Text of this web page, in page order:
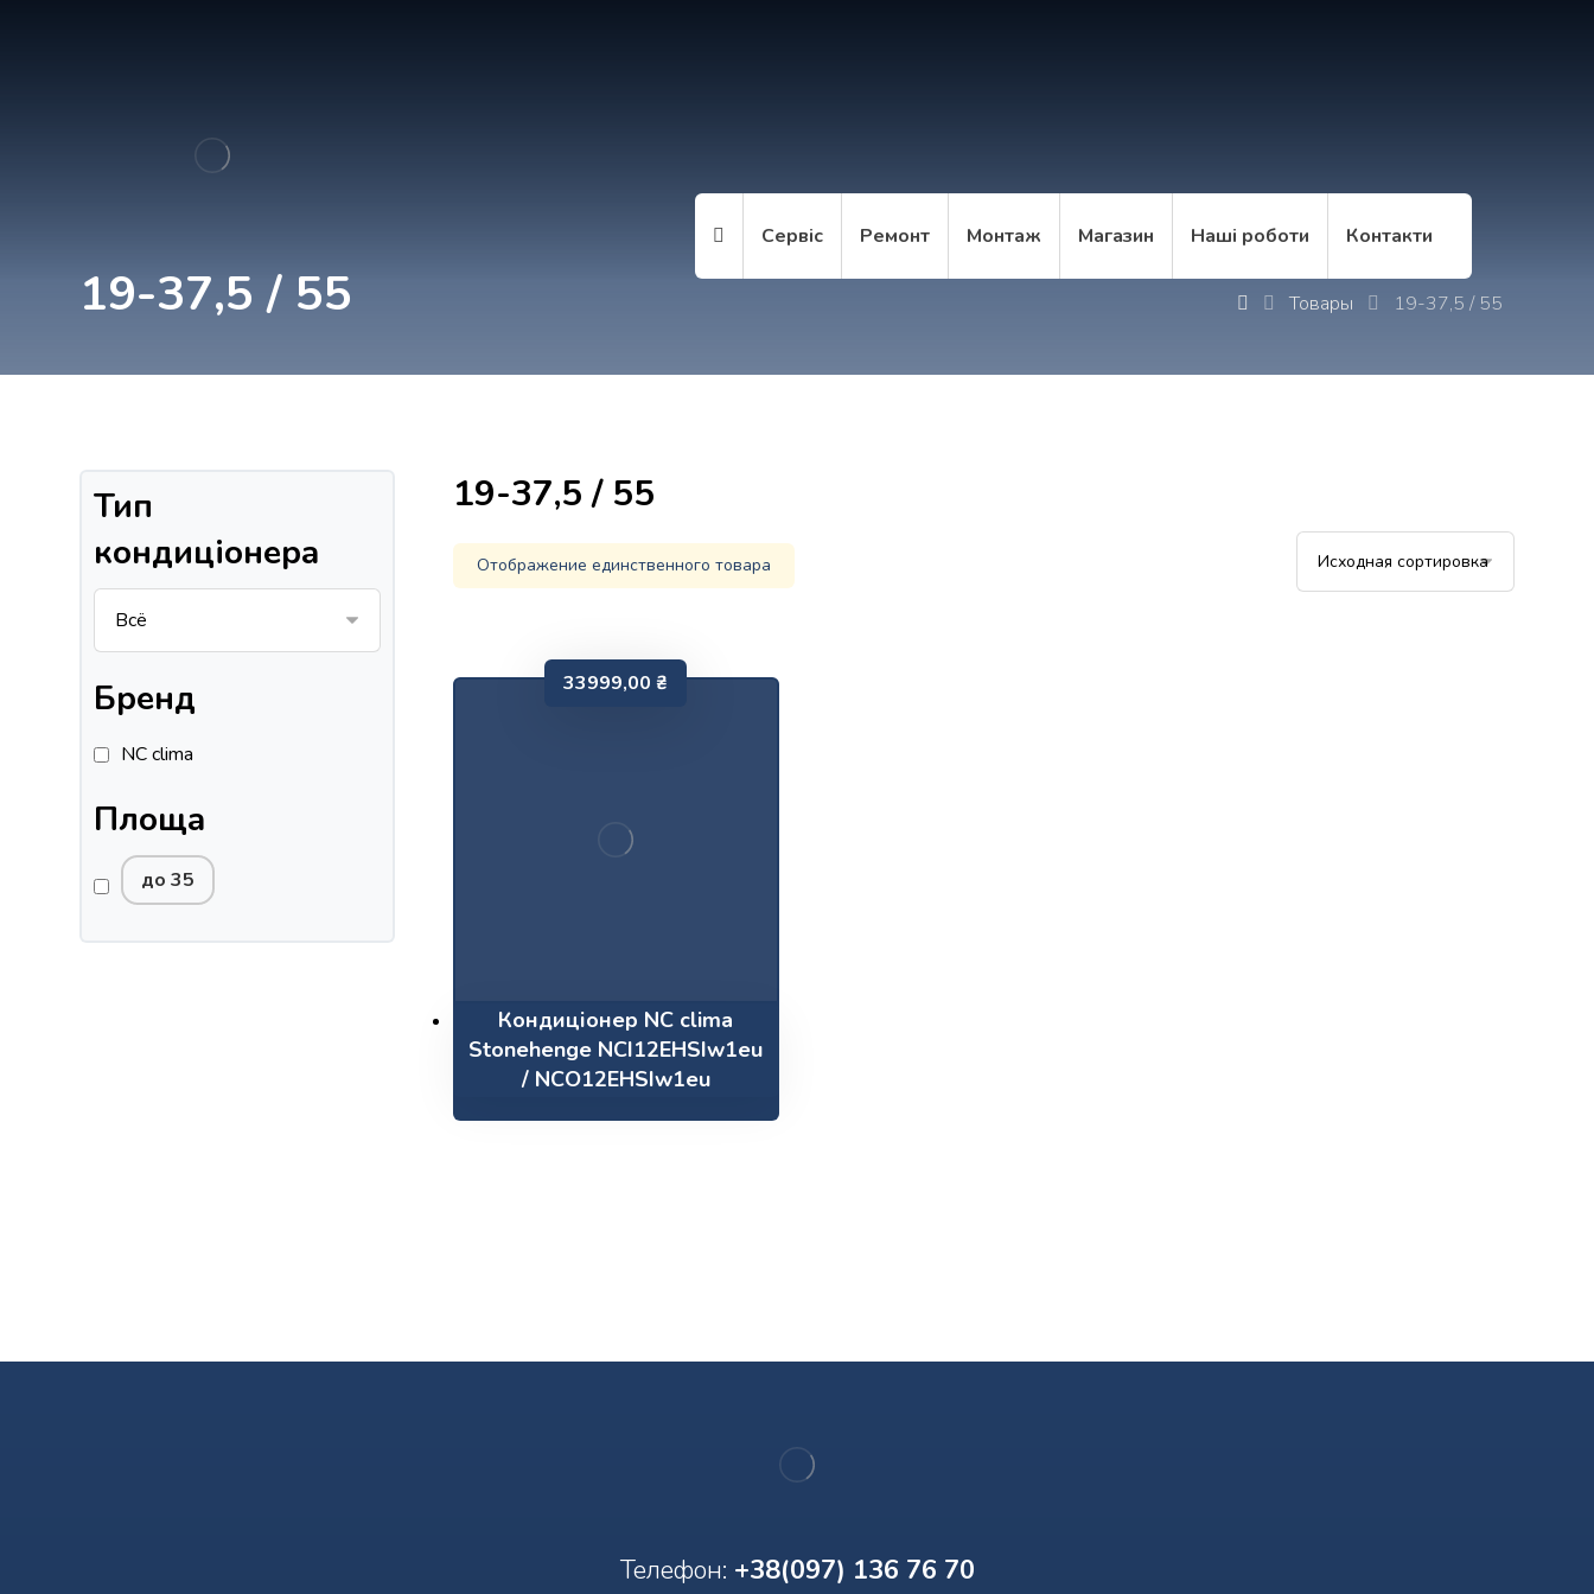
Сервіс Ремонт Монтаж Магазин Наші роботи Контакти
19-37,5 / 55 Товары 19-37,5 / 55
19-37,5 / 55
Отображение единственного товара
Кондиціонер NC clima
Stonehenge NCI12EHSIw1eu
/ NCO12EHSIw1eu
33999,00₴
Тип
кондиціонера
Бренд
NC clima
Площа
до 35
Телефон: +38(097) 136 76 70